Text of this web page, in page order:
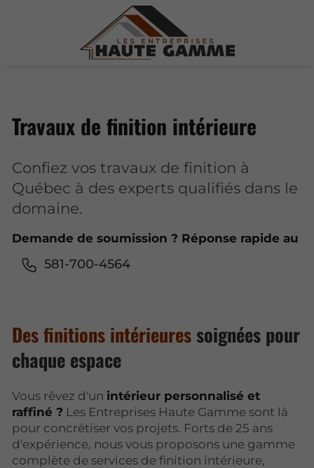
Travaux de finition intérieure
Confiez vos travaux de finition à
Québec à des experts qualifiés dans le
domaine.
Demande de soumission ? Réponse rapide au
581-700-4564
Des finitions intérieures soignées pour
chaque espace
Vous rêvez d'un intérieur personnalisé et
raffiné ? Les Entreprises Haute Gamme sont là
pour concrétiser vos projets. Forts de 25 ans
d'expérience, nous vous proposons une gamme
complète de services de finition intérieure,